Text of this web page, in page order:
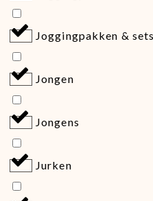
Joggingpakken &
Jongen
Jongens
Jurken